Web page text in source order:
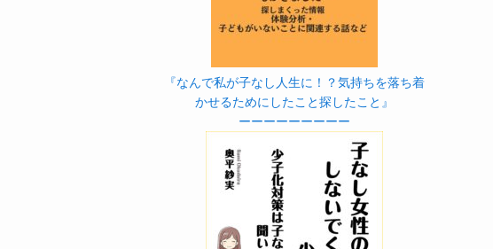
『なんで私が子なし人生に！？気持ちを落ち着
かせるためにしたこと探したこと』
ーーーーーーーーー